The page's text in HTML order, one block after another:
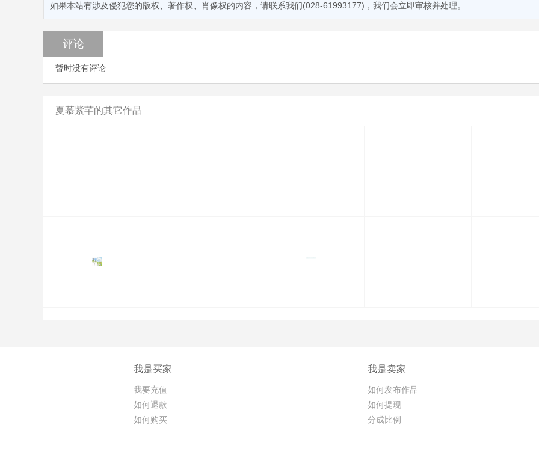
如果本站有涉及侵犯您的版权、著作权、肖像权的内容，请联系我们(028-61993177)，我们会立即审核并处理。
评论
暂时没有评论
夏慕紫芊的其它作品
我是买家
我要充值
如何退款
如何购买
我是卖家
如何发布作品
如何提现
分成比例